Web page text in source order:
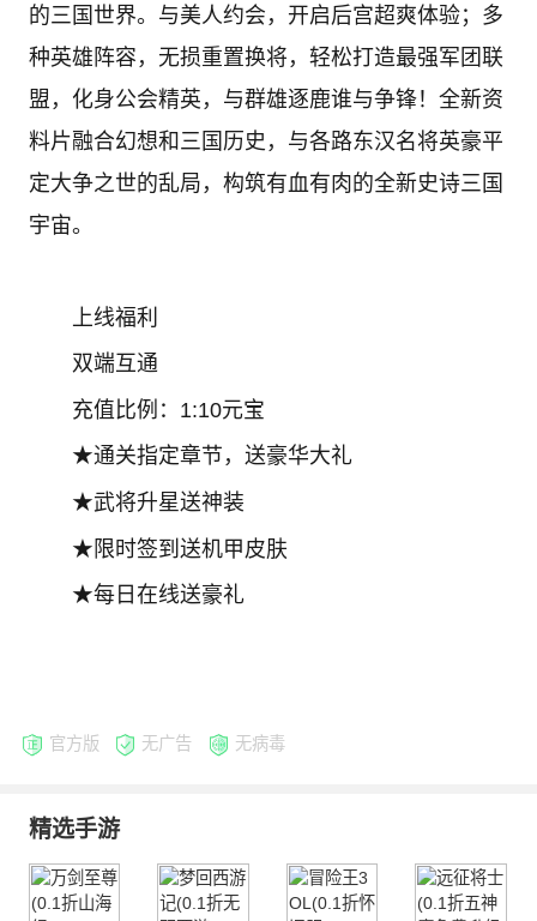
的三国世界。与美人约会，开启后宫超爽体验；多
种英雄阵容，无损重置换将，轻松打造最强军团联
盟，化身公会精英，与群雄逐鹿谁与争锋！全新资
料片融合幻想和三国历史，与各路东汉名将英豪平
定大争之世的乱局，构筑有血有肉的全新史诗三国
宇宙。
上线福利
双端互通
充值比例：1:10元宝
★通关指定章节，送豪华大礼
★武将升星送神装
★限时签到送机甲皮肤
★每日在线送豪礼
官方版 无广告 无病毒
精选手游